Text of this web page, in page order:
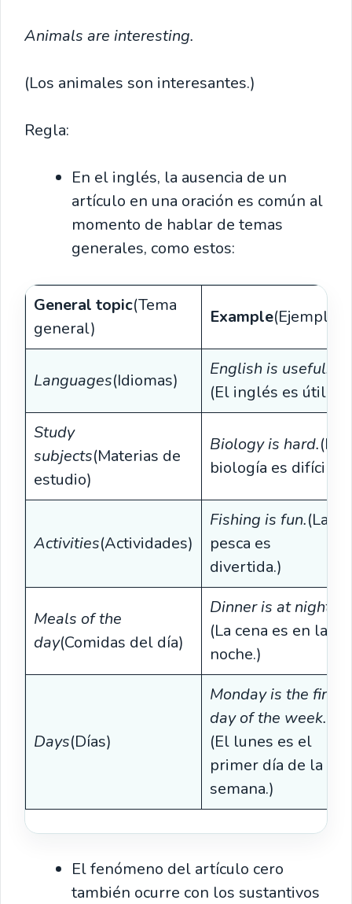
Animals are interesting.
(Los animales son interesantes.)
Regla:
En el inglés, la ausencia de un
artículo en una oración es común al
momento de hablar de temas
generales, como estos:
General topic(Tema
general)
Example(Ejemplo)
Languages(Idiomas)
English is useful.
(El inglés es útil.)
Study
subjects(Materias de
estudio)
Biology is hard.(La
biología es difícil.)
Activities(Actividades)
Fishing is fun.(La
pesca es
divertida.)
Meals of the
day(Comidas del día)
Dinner is at night.
(La cena es en la
noche.)
Days(Días)
Monday is the first
day of the week.
(El lunes es el
primer día de la
semana.)
El fenómeno del artículo cero
también ocurre con los sustantivos